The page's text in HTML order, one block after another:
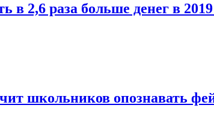
в 2,6 раза больше денег в 2019
школьников опознавать